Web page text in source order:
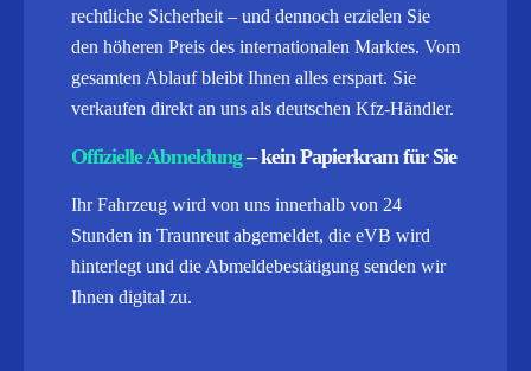
rechtliche Sicherheit – und dennoch erzielen Sie
den höheren Preis des internationalen Marktes. Vom
gesamten Ablauf bleibt Ihnen alles erspart. Sie
verkaufen direkt an uns als deutschen Kfz-Händler.
Offizielle Abmeldung– kein Papierkram für Sie
Ihr Fahrzeug wird von uns innerhalb von 24
Stunden in Traunreut abgemeldet, die eVB wird
hinterlegt und die Abmeldebestätigung senden wir
Ihnen digital zu.